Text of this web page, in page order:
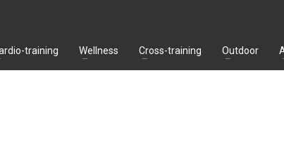
training Wellness Cross-training Outdoor